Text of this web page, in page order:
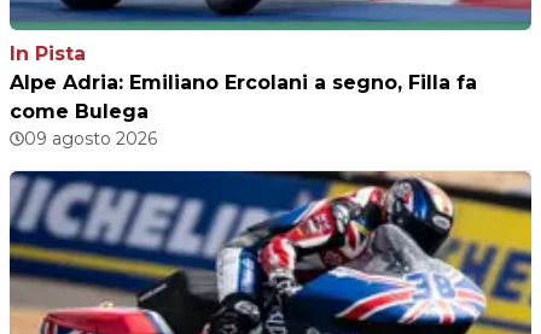
In Pista
Alpe Adria: Emiliano Ercolani a segno, Filla fa
come Bulega
09 agosto 2026